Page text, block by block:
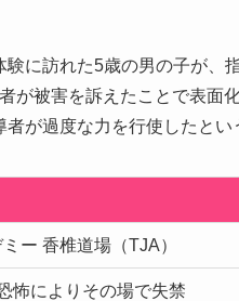
に訪れた5歳の男の子が、
が被害を訴えたことで表面
が過度な力を行使したとい
ー 香椎道場（TJA）
怖によりその場で失禁